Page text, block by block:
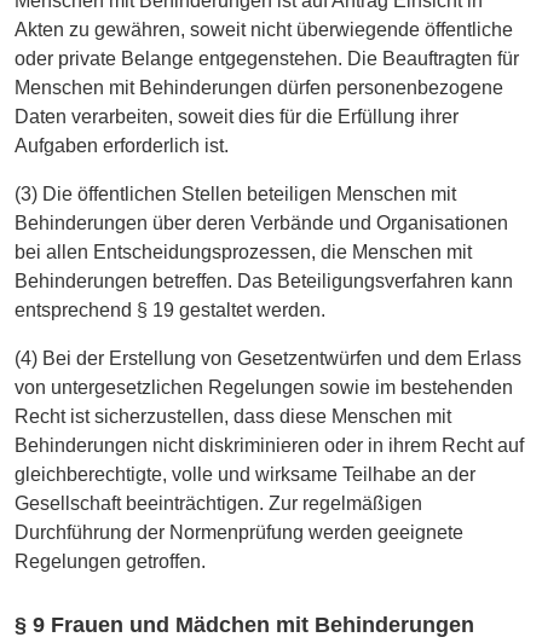
Akten zu gewähren, soweit nicht überwiegende öffentliche
oder private Belange entgegenstehen. Die Beauftragten für
Menschen mit Behinderungen dürfen personenbezogene
Daten verarbeiten, soweit dies für die Erfüllung ihrer
Aufgaben erforderlich ist.
(3) Die öffentlichen Stellen beteiligen Menschen mit
Behinderungen über deren Verbände und Organisationen
bei allen Entscheidungsprozessen, die Menschen mit
Behinderungen betreffen. Das Beteiligungsverfahren kann
entsprechend § 19 gestaltet werden.
(4) Bei der Erstellung von Gesetzentwürfen und dem Erlass
von untergesetzlichen Regelungen sowie im bestehenden
Recht ist sicherzustellen, dass diese Menschen mit
Behinderungen nicht diskriminieren oder in ihrem Recht auf
gleichberechtigte, volle und wirksame Teilhabe an der
Gesellschaft beeinträchtigen. Zur regelmäßigen
Durchführung der Normenprüfung werden geeignete
Regelungen getroffen.
§ 9 Frauen und Mädchen mit Behinderungen